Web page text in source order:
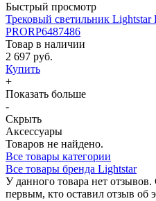
Быстрый просмотр
Трековый светильник
PRORP6487486
Товар в наличии
2 697 руб.
Купить
+
Показать больше
-
Скрыть
Аксессуары
Товаров не найдено.
Все товары категории
Все товары бренда Lightstar
У данного товара нет отзывов.
первым, кто оставил отзыв об